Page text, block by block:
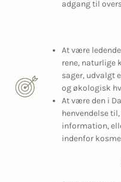
adgang til
At være
rene, naturlige
sager, udvalgt
og økologisk
At være den i
henvendelse
information,
indenfor